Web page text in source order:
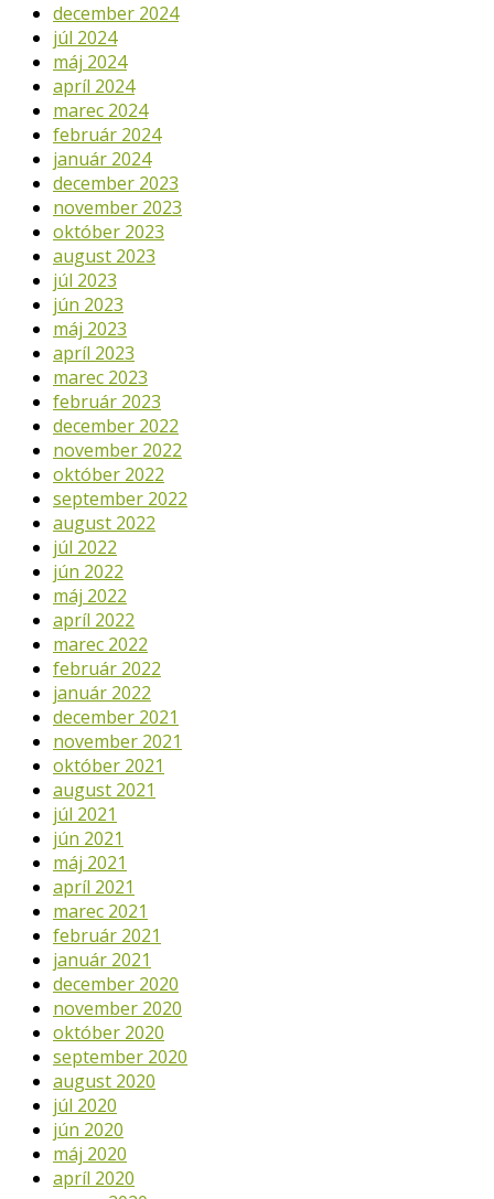
december 2024
júl 2024
máj 2024
apríl 2024
marec 2024
február 2024
január 2024
december 2023
november 2023
október 2023
august 2023
júl 2023
jún 2023
máj 2023
apríl 2023
marec 2023
február 2023
december 2022
november 2022
október 2022
september 2022
august 2022
júl 2022
jún 2022
máj 2022
apríl 2022
marec 2022
február 2022
január 2022
december 2021
november 2021
október 2021
august 2021
júl 2021
jún 2021
máj 2021
apríl 2021
marec 2021
február 2021
január 2021
december 2020
november 2020
október 2020
september 2020
august 2020
júl 2020
jún 2020
máj 2020
apríl 2020